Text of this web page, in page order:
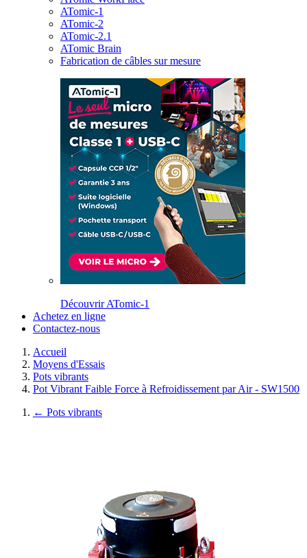
ATomic-1
ATomic-2
ATomic-2.1
ATomic Brain
Fabrication de câbles sur mesure
Découvrir ATomic-1
Achetez en ligne
Contactez-nous
Accueil
Moyens d'Essais
Pots vibrants
Pot Vibrant Faible Force à Refroidissement par Air - SW1500
← Pots vibrants